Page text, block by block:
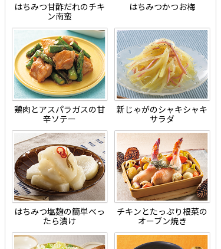
はちみつ甘酢だれのチキ
ン南蛮
はちみつかつお梅
鶏肉とアスパラガスの甘
辛ソテー
新じゃがのシャキシャキ
サラダ
はちみつ塩麹の簡単べっ
たら漬け
チキンとたっぷり根菜の
オーブン焼き